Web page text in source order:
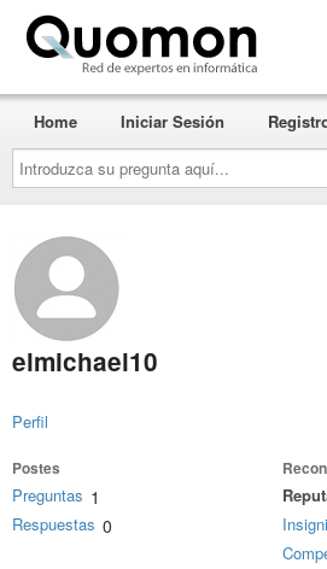
Introduzca
su
pregunta
aquí...
Home Iniciar Sesión
elmichael10
Perfil
Postes
Preguntas 1
Respuestas 0